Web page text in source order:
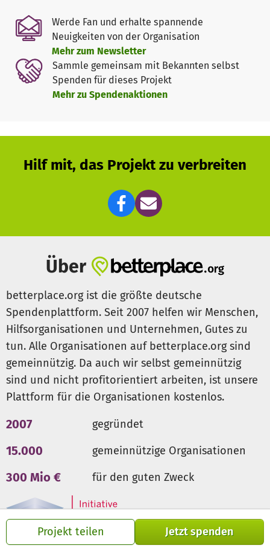
Projekt teilen Jetzt spenden
Werde Fan und erhalte spannende
Neuigkeiten von der Organisation
Mehr zum Newsletter
Sammle gemeinsam mit Bekannten selbst
Spenden für dieses Projekt
Mehr zu Spendenaktionen
Hilf mit, das Projekt zu verbreiten
Über
betterplace.org ist die größte deutsche
Spendenplattform. Seit 2007 helfen wir Menschen,
Hilfsorganisationen und Unternehmen, Gutes zu
tun. Alle Organisationen auf betterplace.org sind
gemeinnützig. Da auch wir selbst gemeinnützig
sind und nicht profitorientiert arbeiten, ist unsere
Plattform für die Organisationen kostenlos.
2007 gegründet
15.000 gemeinnützige Organisationen
300 Mio € für den guten Zweck